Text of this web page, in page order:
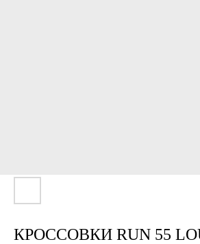
КРОССОВКИ RUN 55